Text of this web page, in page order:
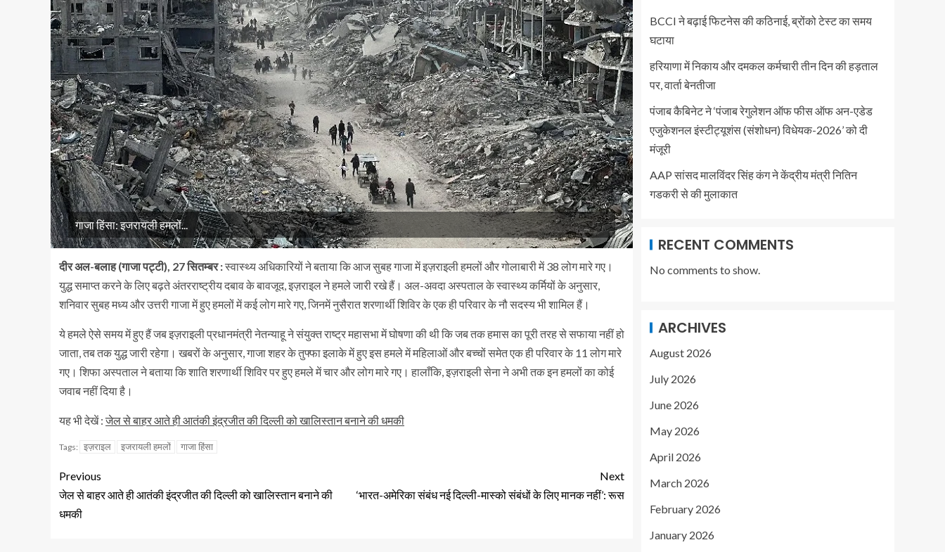
गाजा हिंसा: इजरायली हमलों...
दीर अल-बलाह (गाजा पट्टी), 27 सितम्बर :स्वास्थ्य अधिकारियों ने बताया कि आज सुबह गाजा में इज़राइली हमलों और गोलाबारी में 38 लोग मारे गए।
युद्ध समाप्त करने के लिए बढ़ते अंतरराष्ट्रीय दबाव के बावजूद, इज़राइल ने हमले जारी रखे हैं। अल-अवदा अस्पताल के स्वास्थ्य कर्मियों के अनुसार,
शनिवार सुबह मध्य और उत्तरी गाजा में हुए हमलों में कई लोग मारे गए, जिनमें नुसैरात शरणार्थी शिविर के एक ही परिवार के नौ सदस्य भी शामिल हैं।
ये हमले ऐसे समय में हुए हैं जब इज़राइली प्रधानमंत्री नेतन्याहू ने संयुक्त राष्ट्र महासभा में घोषणा की थी कि जब तक हमास का पूरी तरह से सफाया नहीं हो
जाता, तब तक युद्ध जारी रहेगा। खबरों के अनुसार, गाजा शहर के तुफ्फा इलाके में हुए इस हमले में महिलाओं और बच्चों समेत एक ही परिवार के 11 लोग मारे
गए। शिफा अस्पताल ने बताया कि शाति शरणार्थी शिविर पर हुए हमले में चार और लोग मारे गए। हालाँकि, इज़राइली सेना ने अभी तक इन हमलों का कोई
जवाब नहीं दिया है।
यह भी देखें :जेल से बाहर आते ही आतंकी इंद्रजीत की दिल्ली को खालिस्तान बनाने की धमकी
Tags: इज़राइल इजरायली हमलों गाजा हिंसा
Previous
जेल से बाहर आते ही आतंकी इंद्रजीत की दिल्ली को खालिस्तान बनाने की
धमकी
Next
‘भारत-अमेरिका संबंध नई दिल्ली-मास्को संबंधों के लिए मानक नहीं’: रूस
BCCI ने बढ़ाई फिटनेस की कठिनाई, ब्रोंको टेस्ट का समय
घटाया
हरियाणा में निकाय और दमकल कर्मचारी तीन दिन की हड़ताल
पर, वार्ता बेनतीजा
पंजाब कैबिनेट ने ‘पंजाब रेगुलेशन ऑफ फीस ऑफ अन-एडेड
एजुकेशनल इंस्टीट्यूशंस (संशोधन) विधेयक-2026’ को दी
मंजूरी
AAP सांसद मालविंदर सिंह कंग ने केंद्रीय मंत्री नितिन
गडकरी से की मुलाकात
RECENT COMMENTS
No comments to show.
ARCHIVES
August 2026
July 2026
June 2026
May 2026
April 2026
March 2026
February 2026
January 2026